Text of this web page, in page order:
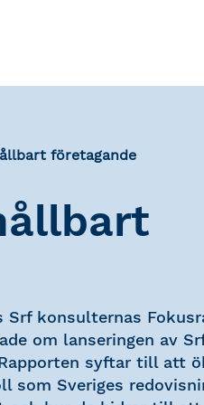
företagande
Srf konsulternas
om lanseringen av
syftar till att
som Sveriges